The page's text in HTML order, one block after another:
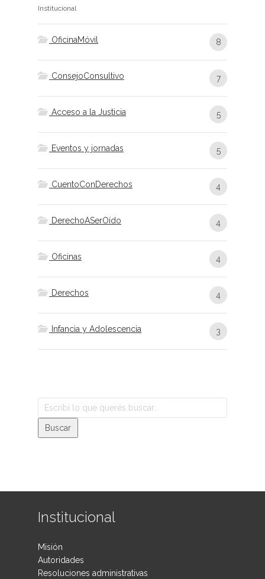
Institucional
OficinaMóvil 8
ConsejoConsultivo 7
Acceso a la Justicia 5
Eventos y jornadas 5
CuentoConDerechos 4
DerechoASerOído 4
Oficinas 4
Derechos 4
Infancia y Adolescencia 3
Institucional
Misión
Autoridades
Resoluciones administrativas